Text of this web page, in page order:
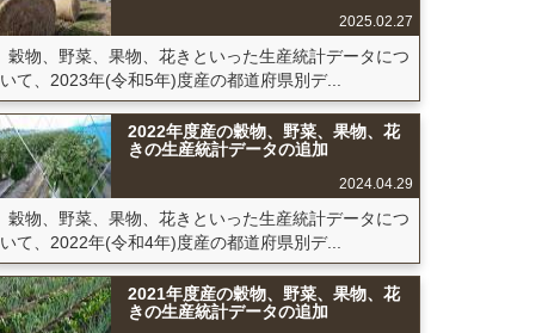
2025.02.27
穀物、野菜、果物、花きといった生産統計データにつ
いて、2023年(令和5年)度産の都道府県別デ...
2022年度産の穀物、野菜、果物、花
きの生産統計データの追加
2024.04.29
穀物、野菜、果物、花きといった生産統計データにつ
いて、2022年(令和4年)度産の都道府県別デ...
2021年度産の穀物、野菜、果物、花
きの生産統計データの追加